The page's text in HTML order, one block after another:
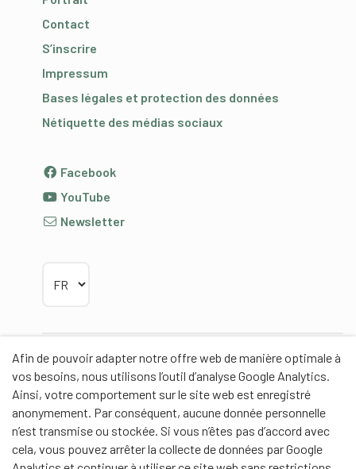
Afin de pouvoir adapter notre offre web de manière optimale à
vos besoins, nous utilisons l’outil d’analyse Google Analytics.
Ainsi, votre comportement sur le site web est enregistré
anonymement. Par conséquent, aucune donnée personnelle
n’est transmise ou stockée. Si vous n’êtes pas d’accord avec
cela, vous pouvez arrêter la collecte de données par Google
Contact
S’inscrire
Impressum
Bases légales et protection des données
Nétiquette des médias sociaux
Facebook
YouTube
Newsletter
Partenaires
Partenaires de contenus